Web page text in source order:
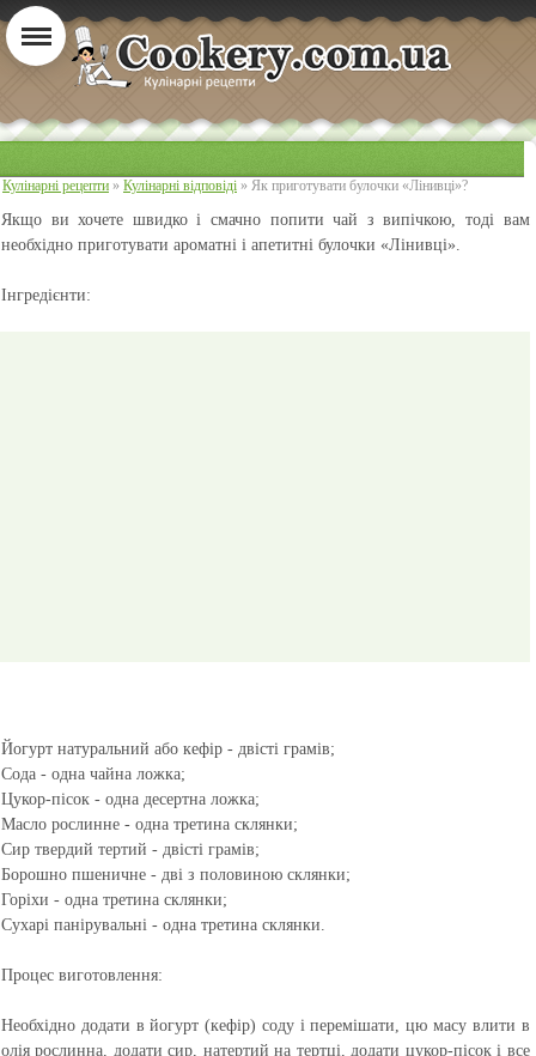
Кулінарні рецепти » Кулінарні відповіді » Як приготувати булочки «Лінивці»?
Якщо ви хочете швидко і смачно попити чай з випічкою, тоді вам
необхідно приготувати ароматні і апетитні булочки «Лінивці».
Інгредієнти:
Йогурт натуральний або кефір - двісті грамів;
Сода - одна чайна ложка;
Цукор-пісок - одна десертна ложка;
Масло рослинне - одна третина склянки;
Сир твердий тертий - двісті грамів;
Борошно пшеничне - дві з половиною склянки;
Горіхи - одна третина склянки;
Сухарі панірувальні - одна третина склянки.
Процес виготовлення:
Необхідно додати в йогурт (кефір) соду і перемішати, цю масу влити в
олія рослинна, додати сир, натертий на тертці, додати цукор-пісок і все